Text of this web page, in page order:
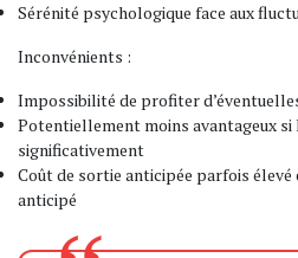
Sérénité psychologique face aux
Inconvénients :
Impossibilité de profiter
Potentiellement moins avantageux si
significativement
Coût de sortie anticipée parfois élevé
anticipé